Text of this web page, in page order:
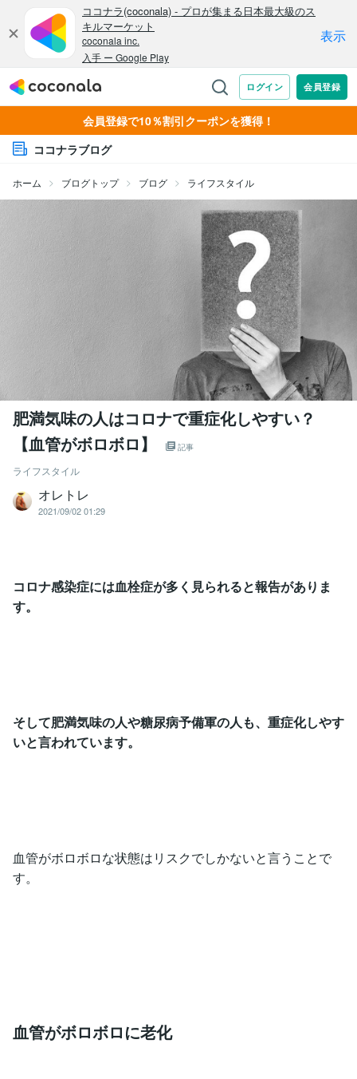
会員登録で10％割引クーポンを獲得！
ココナラブログ
ホーム ブログトップ ブログ ライフスタイル
肥満気味の人はコロナで重症化しやすい？
【血管がボロボロ】
記事
ライフスタイル
オレトレ
2021/09/02 01:29
コロナ感染症には血栓症が多く見られると報告がありま
す。
そして肥満気味の人や糖尿病予備軍の人も、重症化しやす
いと言われています。
血管がボロボロな状態はリスクでしかないと言うことで
す。
血管がボロボロに老化